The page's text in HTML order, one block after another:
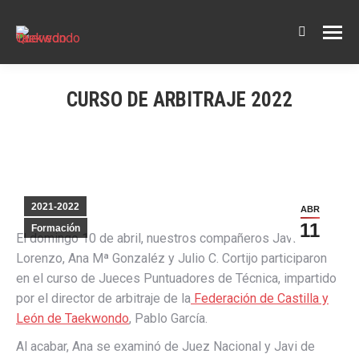
Buscar:
CURSO DE ARBITRAJE 2022
ABR
11
2021-2022
Formación
El domingo 10 de abril, nuestros compañeros Javier
Lorenzo, Ana Mª Gonzaléz y Julio C. Cortijo participaron
en el curso de Jueces Puntuadores de Técnica, impartido
por el director de arbitraje de la Federación de Castilla y
León de Taekwondo, Pablo García.
Al acabar, Ana se examinó de Juez Nacional y Javi de